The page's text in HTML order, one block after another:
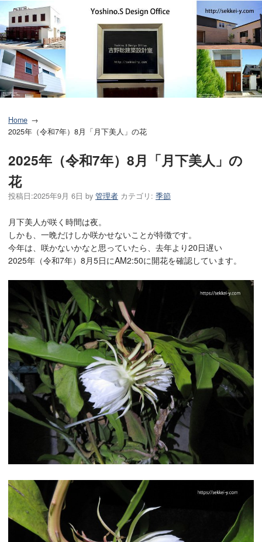
Home
2025年（令和7年）8月「月下美人」の花
2025年（令和7年）8月「月下美人」の
花
投稿日:2025年9月 6日 by 管理者 カテゴリ: 季節
月下美人が咲く時間は夜。
しかも、一晩だけしか咲かせないことが特徴です。
今年は、咲かないかなと思っていたら、去年より20日遅い
2025年（令和7年）8月5日にAM2:50に開花を確認しています。